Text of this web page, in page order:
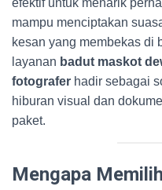
efektif untuk menarik
mampu menciptakan
kesan yang membekas di
layanan badut maskot
fotografer hadir sebagai
hiburan visual dan
paket.
Mengapa